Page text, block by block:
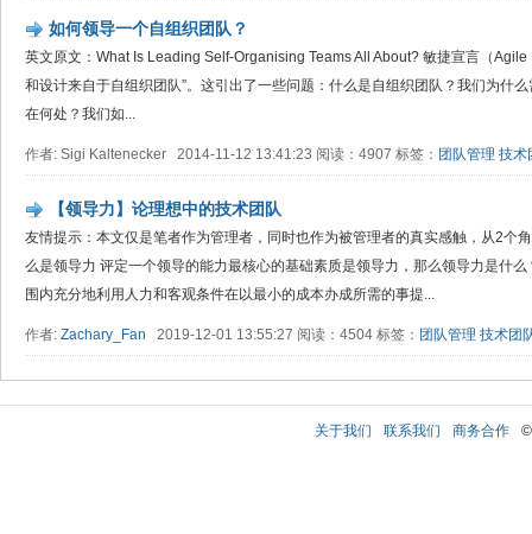
如何领导一个自组织团队？
英文原文：What Is Leading Self-Organising Teams All About? 敏捷宣言（
和设计来自于自组织团队”。这引出了一些问题：什么是自组织团队？我们为什
在何处？我们如...
作者: Sigi Kaltenecker 2014-11-12 13:41:23 阅读：4907 标签： 团队管理 技术
【领导力】论理想中的技术团队
友情提示：本文仅是笔者作为管理者，同时也作为被管理者的真实感触，从2个
么是领导力 评定一个领导的能力最核心的基础素质是领导力，那么领导力是什
围内充分地利用人力和客观条件在以最小的成本办成所需的事提...
作者: Zachary_Fan 2019-12-01 13:55:27 阅读：4504 标签： 团队管理 技术团
关于我们 联系我们 商务合作